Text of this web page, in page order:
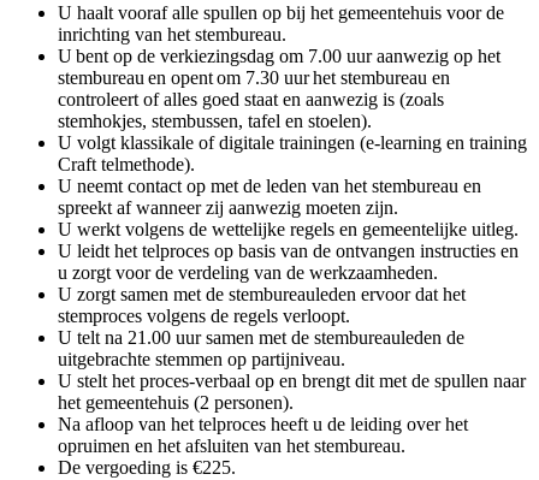
U haalt vooraf alle spullen op bij het gemeentehuis voor de
inrichting van het stembureau.
U bent op de verkiezingsdag om 7.00 uur aanwezig op het
stembureau en opent om 7.30 uur het stembureau en
controleert of alles goed staat en aanwezig is (zoals
stemhokjes, stembussen, tafel en stoelen).
U volgt klassikale of digitale trainingen (e-learning en training
Craft telmethode).
U neemt contact op met de leden van het stembureau en
spreekt af wanneer zij aanwezig moeten zijn.
U werkt volgens de wettelijke regels en gemeentelijke uitleg.
U leidt het telproces op basis van de ontvangen instructies en
u zorgt voor de verdeling van de werkzaamheden.
U zorgt samen met de stembureauleden ervoor dat het
stemproces volgens de regels verloopt.
U telt na 21.00 uur samen met de stembureauleden de
uitgebrachte stemmen op partijniveau.
U stelt het proces-verbaal op en brengt dit met de spullen naar
het gemeentehuis (2 personen).
Na afloop van het telproces heeft u de leiding over het
opruimen en het afsluiten van het stembureau.
De vergoeding is €225.